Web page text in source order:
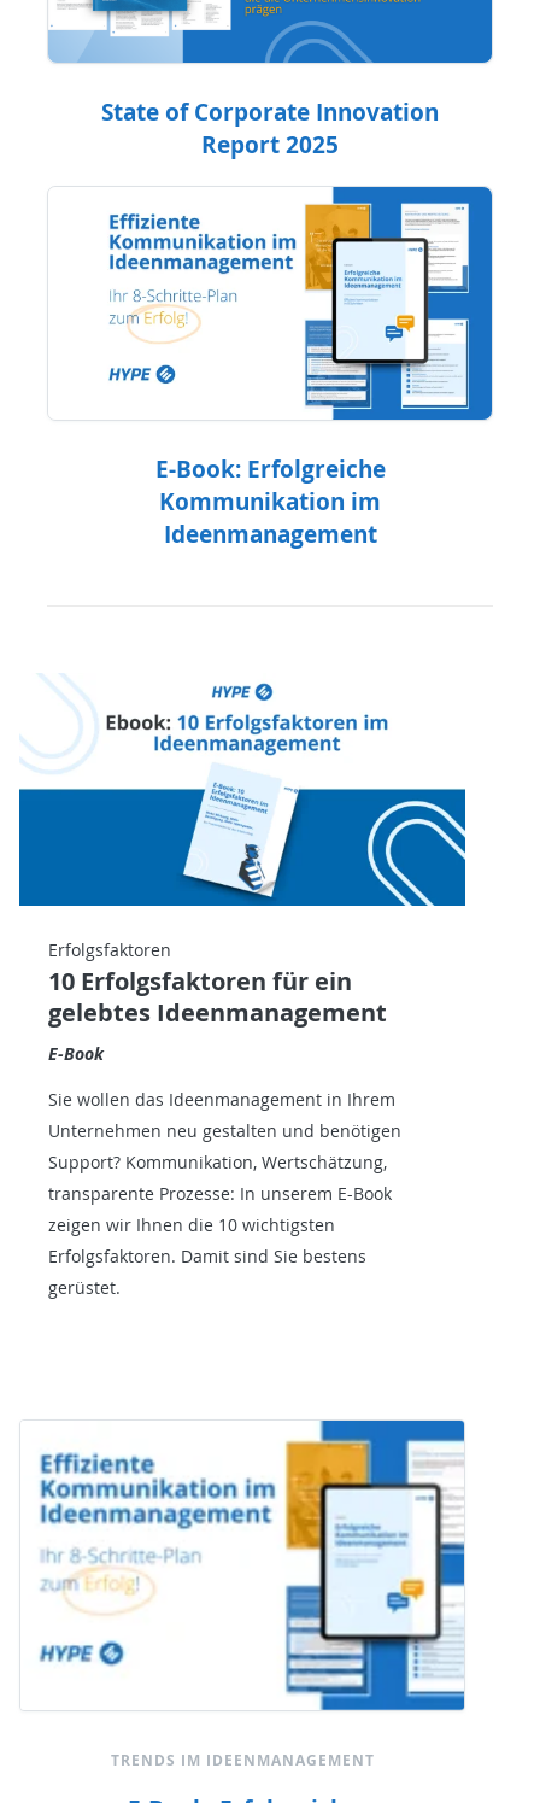
State of Corporate Innovation
Report 2025
E-Book: Erfolgreiche
Kommunikation im
Ideenmanagement
Erfolgsfaktoren
10 Erfolgsfaktoren für ein
gelebtes Ideenmanagement
E-Book
Sie wollen das Ideenmanagement in Ihrem
Unternehmen neu gestalten und benötigen
Support? Kommunikation, Wertschätzung,
transparente Prozesse: In unserem E-Book
zeigen wir Ihnen die 10 wichtigsten
Erfolgsfaktoren. Damit sind Sie bestens
gerüstet.
TRENDS IM IDEENMANAGEMENT